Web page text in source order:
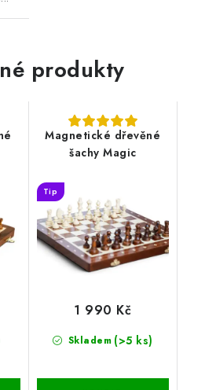
produkty
Magnetické dřevěné
šachy Magic
Tip
Skladem (>5 ks)
1 990 Kč